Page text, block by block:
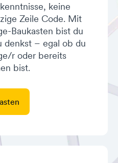
keine
Zeile Code. Mit
Baukasten bist du
denkst – egal ob du
r oder bereits
bist.